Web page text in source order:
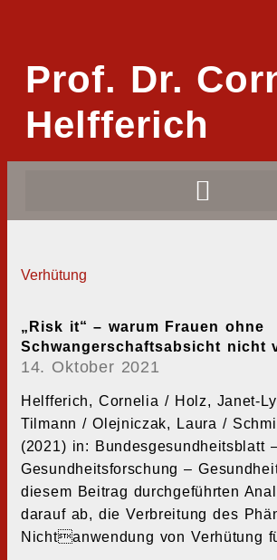
Prof. Dr.
Helfferich
Verhütung
„Risk it“ – warum Frauen ohne
Schwangerschaftsabsicht nicht
14. Oktober 2021
Helfferich, Cornelia / Holz, Janet-
Tilmann / Olejniczak, Laura /
(2021) in: Bundesgesundheitsblatt
Gesundheitsforschung –
diesem Beitrag durchgeführten
darauf ab, die Verbreitung des
Nichtanwendung von Verhütung